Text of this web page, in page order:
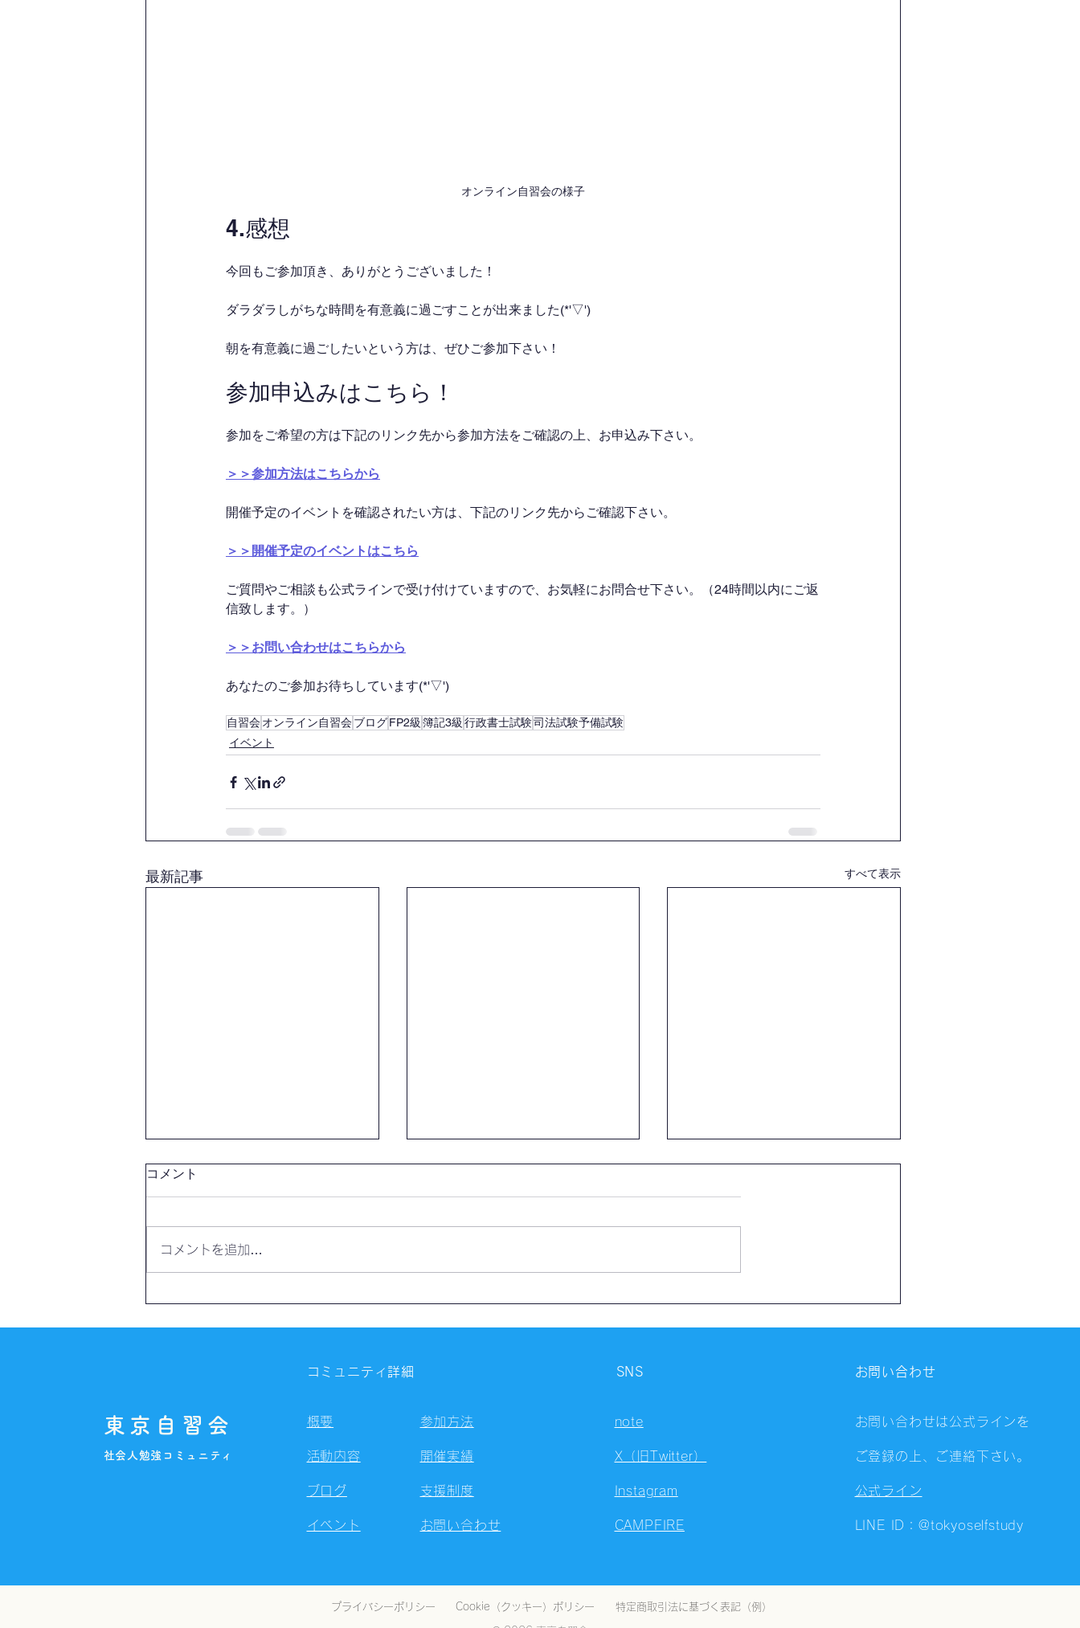
オンライン自習会の様子
4.感想
今回もご参加頂き、ありがとうございました！
ダラダラしがちな時間を有意義に過ごすことが出来ました(*'▽')
朝を有意義に過ごしたいという方は、ぜひご参加下さい！
参加申込みはこちら！
参加をご希望の方は下記のリンク先から参加方法をご確認の上、お申込み下さい。
＞＞参加方法はこちらから
開催予定のイベントを確認されたい方は、下記のリンク先からご確認下さい。
＞＞開催予定のイベントはこちら
ご質問やご相談も公式ラインで受け付けていますので、お気軽にお問合せ下さい。（24時間以内にご返
信致します。）
＞＞お問い合わせはこちらから
あなたのご参加お待ちしています(*'▽')
自習会オンライン自習会ブログFP2級 簿記3級 行政書士試験司法試験予備試験
イベント
最新記事 すべて表示
コメント
コメントを追加…
東京自習会
社会人勉強コミュニティ
コミュニティ詳細
概要
活動内容
ブログ
イベント
参加方法
開催実績
支援制度
お問い合わせ
SNS
note
X（旧Twitter）
Instagram
CAMPFIRE
お問い合わせ
お問い合わせは公式ラインを
ご登録の上、ご連絡下さい。
公式ライン
LINE ID：@tokyoselfstudy
プライバシーポリシー Cookie（クッキー）ポリシー 特定商取引法に基づく表記（例）